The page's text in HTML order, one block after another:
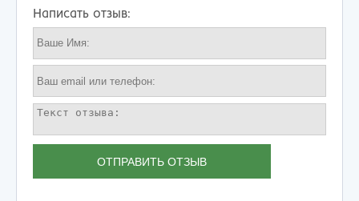
Написать отзыв:
ОТПРАВИТЬ ОТЗЫВ